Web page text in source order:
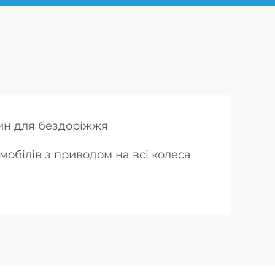
для бездоріжжя
з приводом на всі колеса